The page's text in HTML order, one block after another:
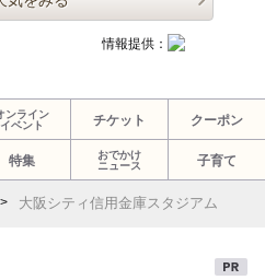
情報提供：
ンライン
イベント
チケット クーポン
特集
おでかけ
ニュース
子育て
大阪シティ信用金庫スタジアム